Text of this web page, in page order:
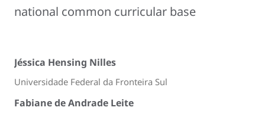
national common curricular base
Jéssica Hensing Nilles
Universidade Federal da Fronteira Sul
Fabiane de Andrade Leite